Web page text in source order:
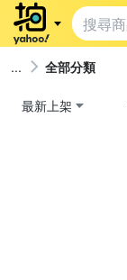
全部分類
最新上架